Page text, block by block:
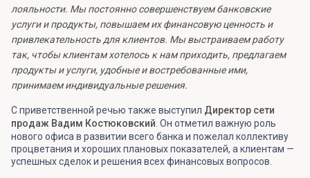
лояльности. Мы постоянно совершенствуем банковские
услуги и продукты, повышаем их финансовую ценность и
привлекательность для клиентов. Мы выстраиваем работу
так, чтобы клиентам хотелось к нам приходить, предлагаем
продукты и услуги, удобные и востребованные ими,
принимаем индивидуальные решения.
С приветственной речью также выступил Директор сети
продаж Вадим Костюковский . Он отметил важную роль
нового офиса в развитии всего банка и пожелал коллективу
процветания и хороших плановых показателей, а клиентам —
успешных сделок и решения всех финансовых вопросов.